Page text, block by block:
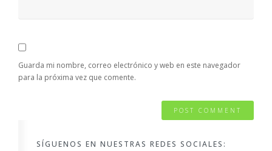
Guarda mi nombre, correo electrónico y web en este navegador
para la próxima vez que comente.
SÍGUENOS EN NUESTRAS REDES SOCIALES: